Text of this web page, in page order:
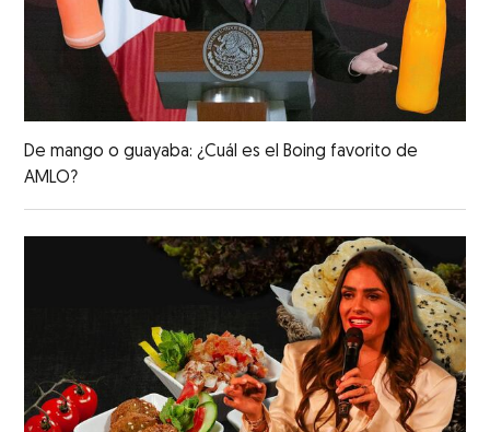
De mango o guayaba: ¿Cuál es el Boing favorito de
AMLO?